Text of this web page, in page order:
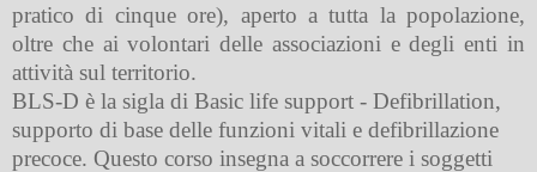
pratico di cinque ore), aperto a tutta la popolazione,
oltre che ai volontari delle associazioni e degli enti in
attività sul territorio.
BLS-D è la sigla di Basic life support - Defibrillation,
supporto di base delle funzioni vitali e defibrillazione
precoce. Questo corso insegna a soccorrere i soggetti